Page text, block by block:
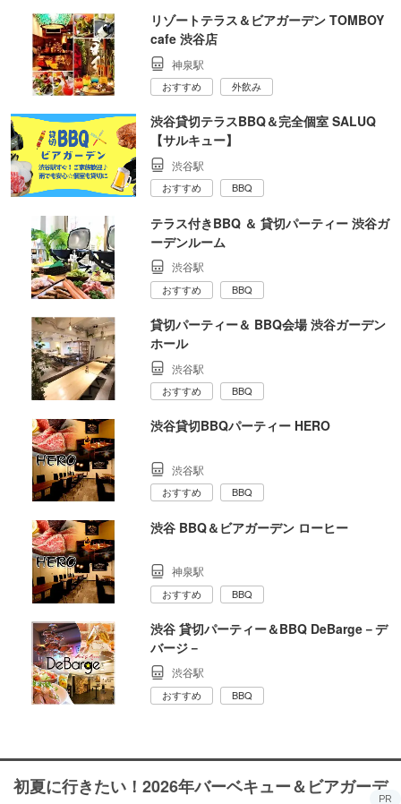
リゾートテラス＆ビアガーデン TOMBOY
cafe 渋谷店
神泉駅
おすすめ 外飲み
渋谷貸切テラスBBQ＆完全個室 SALUQ
【サルキュー】
渋谷駅
おすすめ BBQ
テラス付きBBQ ＆ 貸切パーティー 渋谷ガ
ーデンルーム
渋谷駅
おすすめ BBQ
貸切パーティー＆ BBQ会場 渋谷ガーデン
ホール
渋谷駅
おすすめ BBQ
渋谷貸切BBQパーティー HERO
渋谷駅
おすすめ BBQ
渋谷 BBQ＆ビアガーデン ローヒー
神泉駅
おすすめ BBQ
渋谷 貸切パーティー＆BBQ DeBarge－デ
バージ－
渋谷駅
おすすめ BBQ
初夏に行きたい！2026年バーベキュー＆ビアガーデ
PR